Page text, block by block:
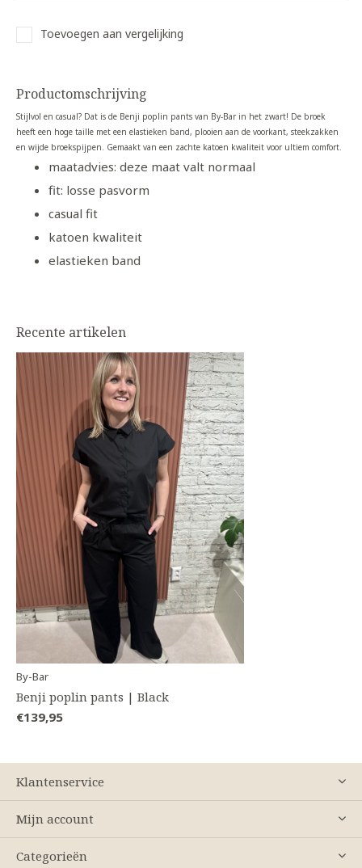
Toevoegen aan vergelijking
Productomschrijving
Stijlvol en casual? Dat is de Benji poplin pants van By-Bar in het zwart! De broek
heeft een hoge taille met een elastieken band, plooien aan de voorkant, steekzakken
en wijde broekspijpen. Gemaakt van een zachte katoen kwaliteit voor ultiem comfort.
maatadvies: deze maat valt normaal
fit: losse pasvorm
casual fit
katoen kwaliteit
elastieken band
Recente artikelen
By-Bar
Benji poplin pants | Black
€139,95
Klantenservice
Mijn account
Categorieën